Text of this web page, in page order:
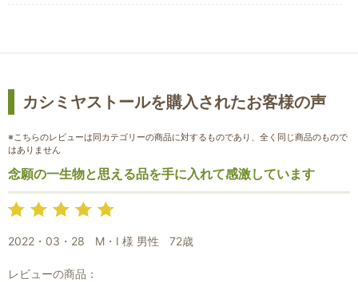
カシミヤストールを購入されたお客様の声
※こちらのレビューは同カテゴリーの商品に対するものであり、全く同じ商品のもので
はありません
念願の一生物と思える品を手に入れて感激しています
2022・03・28 M・I 様 男性 72歳
レビューの商品：